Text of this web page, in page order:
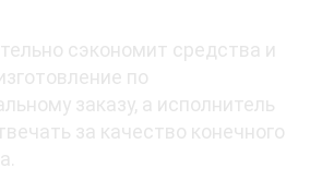
сэкономит средства и
по
заказу, а исполнитель
за качество конечного